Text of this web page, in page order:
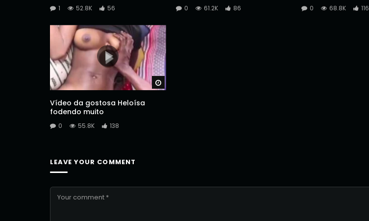
1 52.8K 56 0 61.2K 86 0 68.8K 116
Vídeo da gostosa Heloísa
fodendo muito
0 55.8K 138
LEAVE YOUR COMMENT